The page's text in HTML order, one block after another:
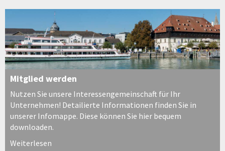
Mitglied werden
Nutzen Sie unsere Interessengemeinschaft für Ihr
Unternehmen! Detailierte Informationen finden Sie in
unserer Infomappe. Diese können Sie hier bequem
downloaden.
Weiterlesen